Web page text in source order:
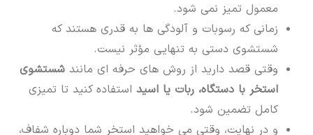
معمول تمیز نمی شود.
زمانی که رسوبات و آلودگی ها به قدری هستند که
شستشوی دستی به تنهایی مؤثر نیست.
وقتی قصد دارید از روش های حرفه ای مانند شستشوی
استخر با دستگاه، ربات یا اسیداستفاده کنید تا تمیزی
کامل تضمین شود.
و در نهایت، وقتی می خواهید استخر شما دوباره شفاف،